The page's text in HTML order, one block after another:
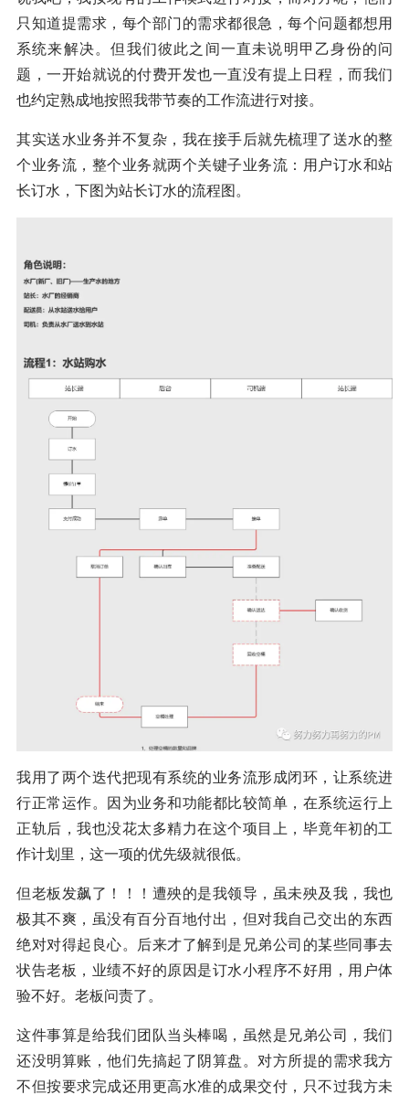
只知道提需求，每个部门的需求都很急，每个问题都想用
系统来解决。但我们彼此之间一直未说明甲乙身份的问
题，一开始就说的付费开发也一直没有提上日程，而我们
也约定熟成地按照我带节奏的工作流进行对接。
其实送水业务并不复杂，我在接手后就先梳理了送水的整
个业务流，整个业务就两个关键子业务流：用户订水和站
长订水，下图为站长订水的流程图。
我用了两个迭代把现有系统的业务流形成闭环，让系统进
行正常运作。因为业务和功能都比较简单，在系统运行上
正轨后，我也没花太多精力在这个项目上，毕竟年初的工
作计划里，这一项的优先级就很低。
但老板发飙了！！！遭殃的是我领导，虽未殃及我，我也
极其不爽，虽没有百分百地付出，但对我自己交出的东西
绝对对得起良心。后来才了解到是兄弟公司的某些同事去
状告老板，业绩不好的原因是订水小程序不好用，用户体
验不好。老板问责了。
这件事算是给我们团队当头棒喝，虽然是兄弟公司，我们
还没明算账，他们先搞起了阴算盘。对方所提的需求我方
不但按要求完成还用更高水准的成果交付，只不过我方未